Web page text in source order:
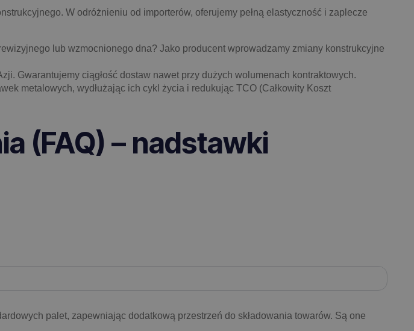
W odróżnieniu od importerów, oferujemy pełną elastyczność i zaplecze
lub wzmocnionego dna? Jako producent wprowadzamy zmiany konstrukcyjne
Gwarantujemy ciągłość dostaw nawet przy dużych wolumenach kontraktowych.
metalowych, wydłużając ich cykl życia i redukując TCO (Całkowity Koszt
(FAQ) – nadstawki
palet, zapewniając dodatkową przestrzeń do składowania towarów. Są one